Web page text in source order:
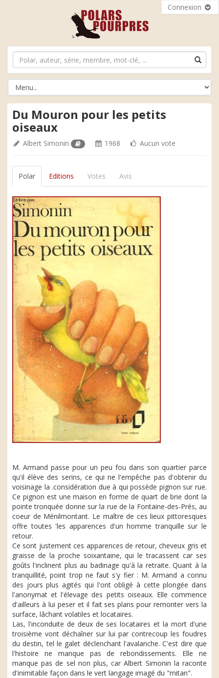
Connexion
Du Mouron pour les petits
oiseaux
Albert Simonin 1968 Aucun vote
Polar Editions Votes Avis
M. Armand passe pour un peu fou dans son quartier parce
qu'il élève des serins, ce qui ne l'empêche pas d'obtenir du
voisinage la .considération due à qui possède pignon sur rue.
Ce pignon est une maison en forme de quart de brie dont la
pointe tronquée donne sur la rue de la Fontaine-des-Prés, au
coeur de Ménilmontant. Le maître de ces lieux pittoresques
offre toutes 'les apparences d'un homme tranquille sur le
retour.
Ce sont justement ces apparences de retour, cheveux gris et
graisse de la proche soixantaine, qui le tracassent car ses
goûts l'inclinent plus au badinage qu'à la retraite. Quant à la
tranquillité, point trop ne faut s'y fier : M. Armand a connu
des jours plus agités qui l'ont obligé à cette plongée dans
l'anonymat et l'élevage des petits oiseaux. Elle commence
d'ailleurs à lui peser et il fait ses plans pour remonter vers la
surface, lâchant volatiles et locataires.
Las, l'inconduite de deux de ses locataires et la mort d'une
troisième vont déchaîner sur lui par contrecoup les foudres
du destin, tel le galet déclenchant l'avalanche. C'est dire que
l'histoire ne manque pas de rebondissements. Elle ne
manque pas de sel non plus, car Albert Simonin la raconte
d'inimitable façon dans le vert langage imagé du "mitan".